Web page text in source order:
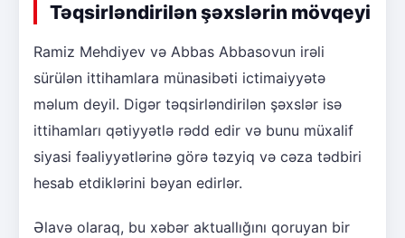
Təqsirləndirilən şəxslərin mövqeyi
Ramiz Mehdiyev və Abbas Abbasovun irəli
sürülən ittihamlara münasibəti ictimaiyyətə
məlum deyil. Digər təqsirləndirilən şəxslər isə
ittihamları qətiyyətlə rədd edir və bunu müxalif
siyasi fəaliyyətlərinə görə təzyiq və cəza tədbiri
hesab etdiklərini bəyan edirlər.
Əlavə olaraq, bu xəbər aktuallığını qoruyan bir